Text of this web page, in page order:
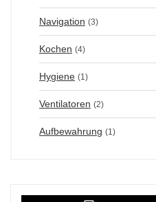
Navigation (3)
Kochen (4)
Hygiene (1)
Ventilatoren (2)
Aufbewahrung (1)